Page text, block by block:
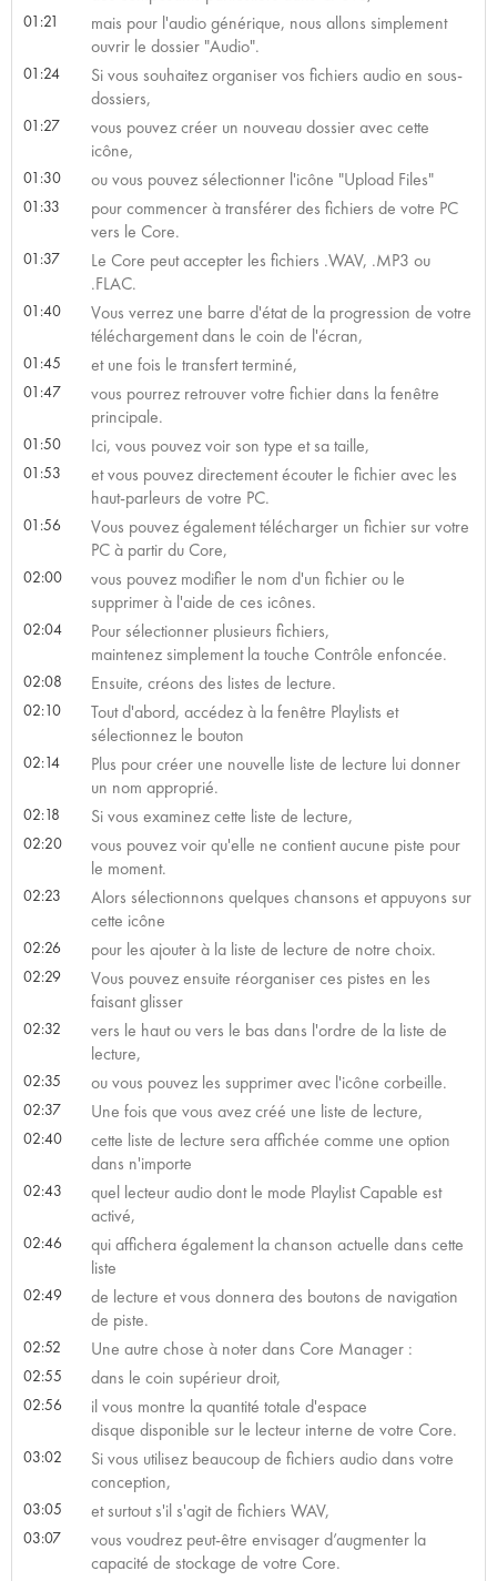
01:21
mais pour l'audio générique, nous allons simplement
ouvrir le dossier "Audio".
01:24
Si vous souhaitez organiser vos fichiers audio en sous-
dossiers,
01:27
vous pouvez créer un nouveau dossier avec cette
icône,
01:30 ou vous pouvez sélectionner l'icône "Upload Files"
01:33
pour commencer à transférer des fichiers de votre PC
vers le Core.
01:37
Le Core peut accepter les fichiers .WAV, .MP3 ou
.FLAC.
01:40
Vous verrez une barre d'état de la progression de votre
téléchargement dans le coin de l'écran,
01:45 et une fois le transfert terminé,
01:47
vous pourrez retrouver votre fichier dans la fenêtre
principale.
01:50 Ici, vous pouvez voir son type et sa taille,
01:53
et vous pouvez directement écouter le fichier avec les
haut-parleurs de votre PC.
01:56
Vous pouvez également télécharger un fichier sur votre
PC à partir du Core,
02:00
vous pouvez modifier le nom d'un fichier ou le
supprimer à l'aide de ces icônes.
02:04
Pour sélectionner plusieurs fichiers,
maintenez simplement la touche Contrôle enfoncée.
02:08 Ensuite, créons des listes de lecture.
02:10
Tout d'abord, accédez à la fenêtre Playlists et
sélectionnez le bouton
02:14
Plus pour créer une nouvelle liste de lecture lui donner
un nom approprié.
02:18 Si vous examinez cette liste de lecture,
02:20
vous pouvez voir qu'elle ne contient aucune piste pour
le moment.
02:23
Alors sélectionnons quelques chansons et appuyons sur
cette icône
02:26 pour les ajouter à la liste de lecture de notre choix.
02:29
Vous pouvez ensuite réorganiser ces pistes en les
faisant glisser
02:32
vers le haut ou vers le bas dans l'ordre de la liste de
lecture,
02:35 ou vous pouvez les supprimer avec l'icône corbeille.
02:37 Une fois que vous avez créé une liste de lecture,
02:40
cette liste de lecture sera affichée comme une option
dans n'importe
02:43
quel lecteur audio dont le mode Playlist Capable est
activé,
02:46
qui affichera également la chanson actuelle dans cette
liste
02:49
de lecture et vous donnera des boutons de navigation
de piste.
02:52 Une autre chose à noter dans Core Manager :
02:55 dans le coin supérieur droit,
02:56
il vous montre la quantité totale d'espace
disque disponible sur le lecteur interne de votre Core.
03:02
Si vous utilisez beaucoup de fichiers audio dans votre
conception,
03:05 et surtout s'il s'agit de fichiers WAV,
03:07
vous voudrez peut-être envisager d’augmenter la
capacité de stockage de votre Core.